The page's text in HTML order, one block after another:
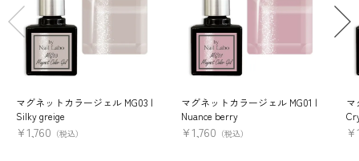
マグネットカラージェル MG03 |
Silky greige
¥1,760 （税込）
マグネットカラージェル MG01 |
Nuance berry
¥1,760 （税込）
マ
¥